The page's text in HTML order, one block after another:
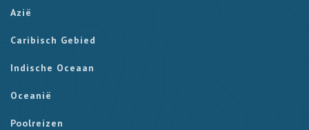
Azië
Caribisch Gebied
Indische Oceaan
Oceanië
Poolreizen